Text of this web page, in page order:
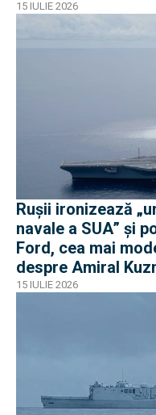
15 IULIE 2026
Rușii ironizează
navale a SUA” și
Ford, cea mai
despre Amiral
ruginit la cheu
15 IULIE 2026